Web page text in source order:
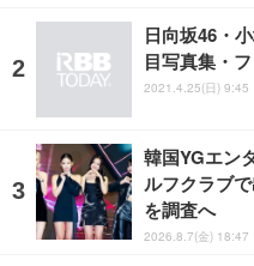
日向坂46・
目写真集・
2021.4.25(日) 9:45
韓国YGエン
ルフクラブ
を調査へ
2026.8.7(金) 18:47